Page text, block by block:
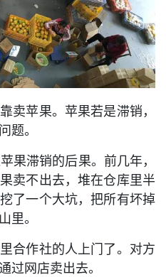
卖苹果。苹果若是滞销，
题。
果滞销的后果。前几年，
卖不出去，堆在仓库里半
了一个大坑，把所有坏掉
里。
合作社的人上门了。对方
过网店卖出去。